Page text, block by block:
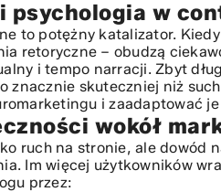
psychologia w
to potężny katalizator.
retoryczne – obudzą
i tempo narracji. Zbyt
znacznie skuteczniej niż
i zaadaptować
wokół
ruch na stronie, ale
Im więcej użytkowników
przez: